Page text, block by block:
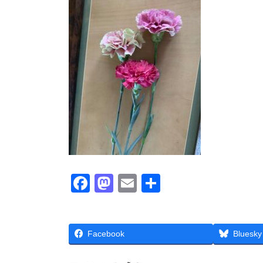
:
F
c
e
b
M
st
o
d
E
ail
Facebook Bluesky